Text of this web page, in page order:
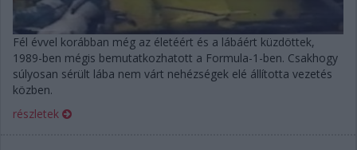
Fél évvel korábban még az életéért és a lábáért küzdöttek,
1989-ben mégis bemutatkozhatott a Formula-1-ben. Csakhogy
súlyosan sérült lába nem várt nehézségek elé állította vezetés
közben.
részletek